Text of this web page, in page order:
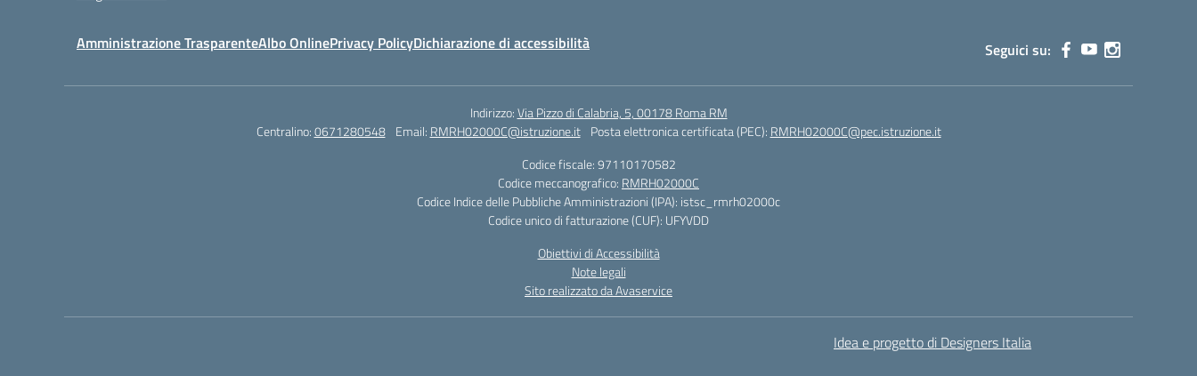
Amministrazione TrasparenteAlbo OnlinePrivacy PolicyDichiarazione di accessibilità Seguici su:
Indirizzo:Via Pizzo di Calabria, 5, 00178 Roma RM
Centralino:0671280548 Email: RMRH02000C@istruzione.it Posta elettronica certificata (PEC): RMRH02000C@pec.istruzione.it
Codice fiscale: 97110170582
Codice meccanografico: RMRH02000C
Codice Indice delle Pubbliche Amministrazioni (IPA): istsc_rmrh02000c
Codice unico di fatturazione (CUF): UFYVDD
Obiettivi di Accessibilità
Note legali
Sito realizzato da Avaservice
Idea e progetto di Designers Italia